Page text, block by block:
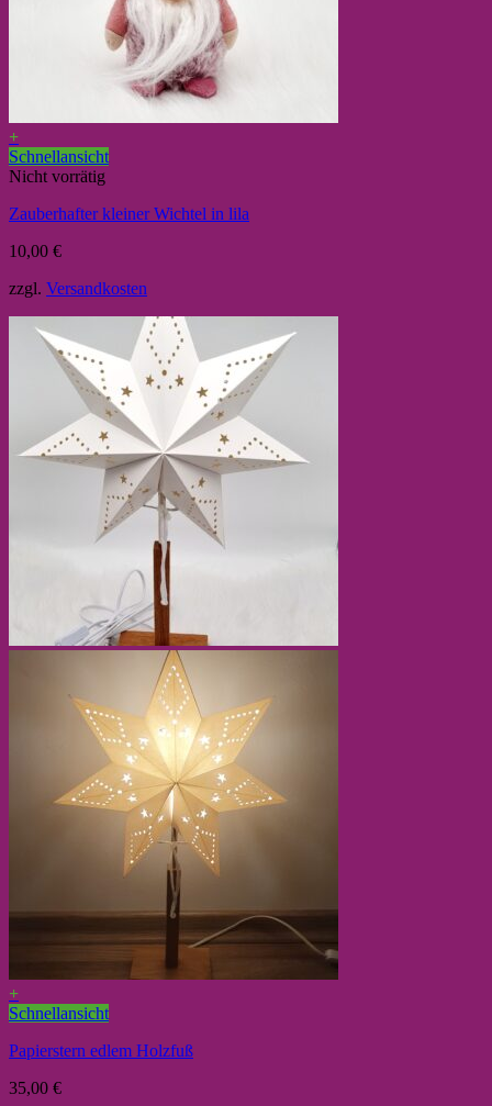
+
Schnellansicht
Nicht vorrätig
Zauberhafter kleiner Wichtel in lila
10,00 €
zzgl. Versandkosten
+
Schnellansicht
Papierstern edlem Holzfuß
35,00 €